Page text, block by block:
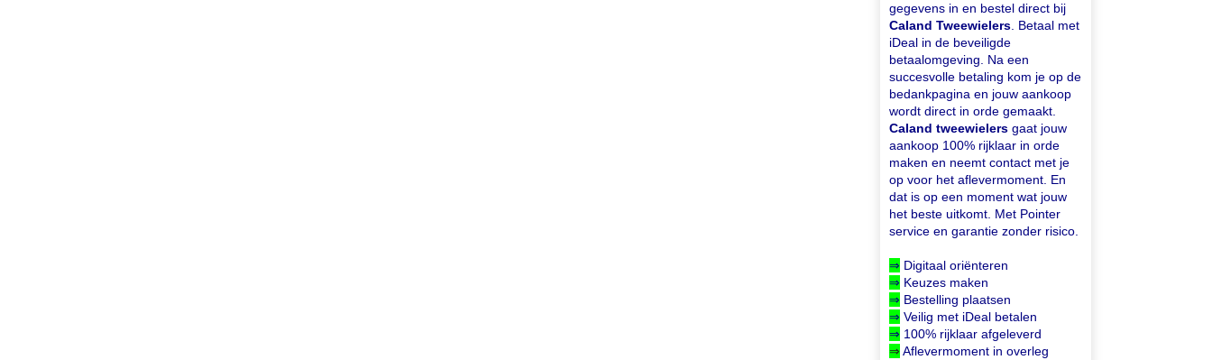
gegevens in en bestel direct bij
Caland Tweewielers . Betaal met
iDeal in de beveiligde
betaalomgeving. Na een
succesvolle betaling kom je op de
bedankpagina en jouw aankoop
wordt direct in orde gemaakt.
Caland tweewielers gaat jouw
aankoop 100% rijklaar in orde
maken en neemt contact met je
op voor het aflevermoment. En
dat is op een moment wat jouw
het beste uitkomt. Met Pointer
service en garantie zonder risico.
⇒ Digitaal oriënteren
⇒ Keuzes maken
⇒ Bestelling plaatsen
⇒ Veilig met iDeal betalen
⇒ 100% rijklaar afgeleverd
⇒ Aflevermoment in overleg